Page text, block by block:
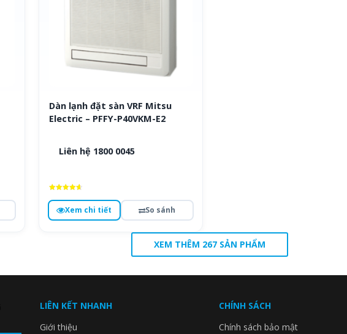
Dàn lạnh đặt sàn VRF Mitsu
Electric – PFFY-P40VKM-E2
Liên hệ 1800 0045
hạng
4.8
5 saoXem chi tiết So sánh
XEM THÊM 267 SẢN PHẨM
LIÊN KẾT NHANH
Giới thiệu
CHÍNH SÁCH
Chính sách bảo mật